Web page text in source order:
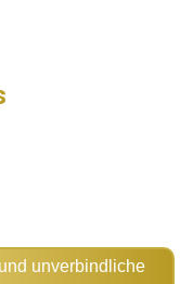
unverbindliche